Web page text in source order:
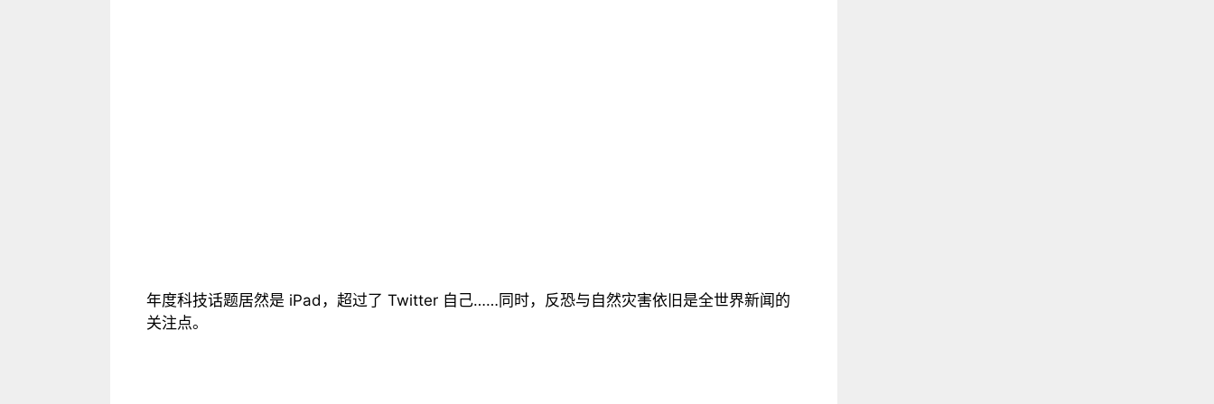
年度科技话题居然是 iPad，超过了 Twitter 自己……同时，反恐与自然灾害依旧是全世界新闻的
关注点。